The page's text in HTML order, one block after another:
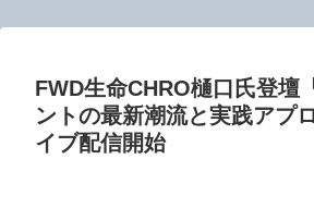
FWD生命CHRO樋口氏登壇
ントの最新潮流と実践アプ
イブ配信開始